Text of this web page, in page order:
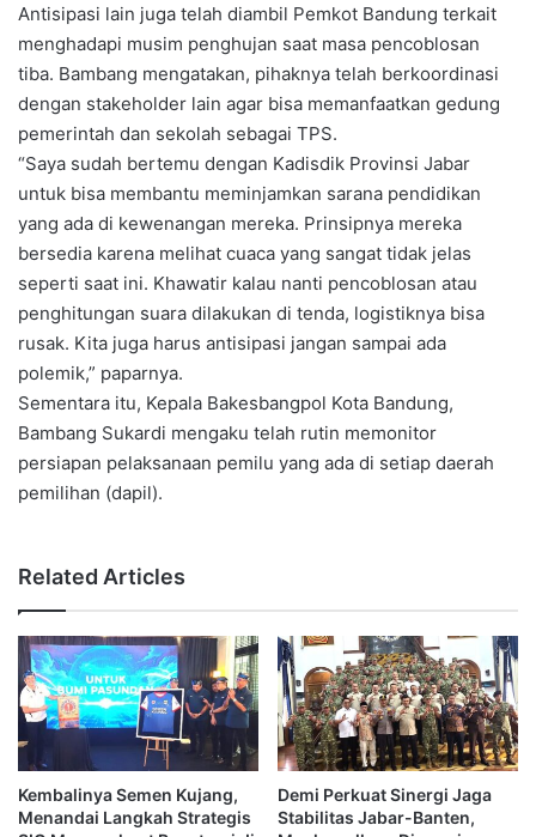
Antisipasi lain juga telah diambil Pemkot Bandung terkait
menghadapi musim penghujan saat masa pencoblosan
tiba. Bambang mengatakan, pihaknya telah berkoordinasi
dengan stakeholder lain agar bisa memanfaatkan gedung
pemerintah dan sekolah sebagai TPS.
“Saya sudah bertemu dengan Kadisdik Provinsi Jabar
untuk bisa membantu meminjamkan sarana pendidikan
yang ada di kewenangan mereka. Prinsipnya mereka
bersedia karena melihat cuaca yang sangat tidak jelas
seperti saat ini. Khawatir kalau nanti pencoblosan atau
penghitungan suara dilakukan di tenda, logistiknya bisa
rusak. Kita juga harus antisipasi jangan sampai ada
polemik,” paparnya.
Sementara itu, Kepala Bakesbangpol Kota Bandung,
Bambang Sukardi mengaku telah rutin memonitor
persiapan pelaksanaan pemilu yang ada di setiap daerah
pemilihan (dapil).
Related Articles
Kembalinya Semen Kujang,
Menandai Langkah Strategis
Demi Perkuat Sinergi Jaga
Stabilitas Jabar-Banten,